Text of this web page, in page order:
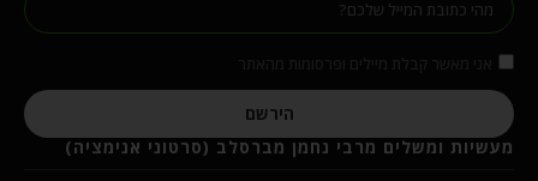
אני מאשר קבלת מיילים ופרסומות מהאתר
הירשם
מעשיות ומשלים מרבי נחמן מברסלב (סרטוני אנימציה)